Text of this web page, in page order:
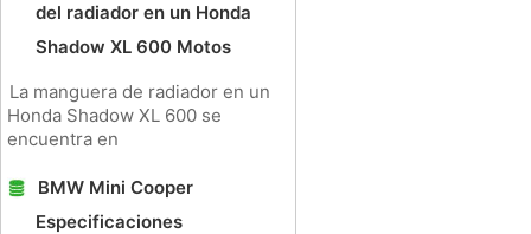
del radiador en un Honda
Shadow XL 600 Motos
La manguera de radiador en un
Honda Shadow XL 600 se
encuentra en
BMW Mini Cooper
Especificaciones